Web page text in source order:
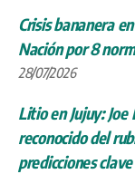
Crisis bananera
Nación por 8
28/07/2026
Litio en Jujuy:
reconocido del
predicciones clave